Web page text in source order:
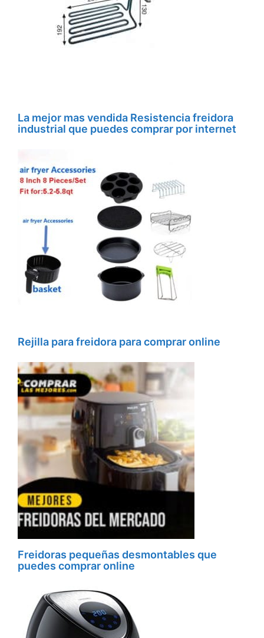
La mejor mas vendida Resistencia freidora
industrial que puedes comprar por internet
Rejilla para freidora para comprar online
Freidoras pequeñas desmontables que
puedes comprar online